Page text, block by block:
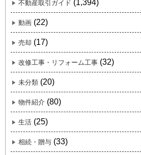
不動産取引ガイド (1,394)
動画 (22)
売却 (17)
改修工事・リフォーム工事 (32)
未分類 (20)
物件紹介 (80)
生活 (25)
相続・贈与 (33)